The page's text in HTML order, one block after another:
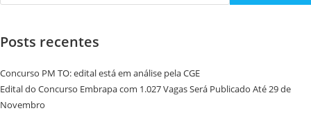
Posts recentes
Concurso PM TO: edital está em análise pela CGE
Edital do Concurso Embrapa com 1.027 Vagas Será Publicado Até 29 de
Novembro